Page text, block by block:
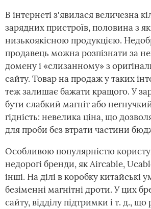
В інтернеті з'явилася величезна
зарядних пристроїв, половина з
низькоякісною продукцією.
продавець можна розпізнати за
домену і «слизанному» з
сайту. Товар на продаж у таких
теж залишає бажати кращого. У
бути слабкий магніт або
гідність: невелика ціна, що
для проби без втрати частини
Особливою популярністю
недорогі бренди, як Aircable,
інші. На ділі в коробку китайські
безіменні магнітні дроти. У цих
сайту, відділу підтримки і т. д.,